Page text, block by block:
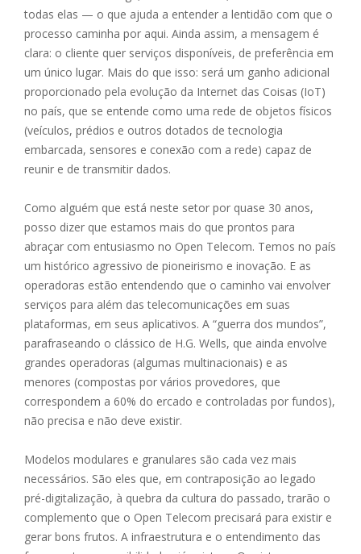
todas elas — o que ajuda a entender a lentidão com que o
processo caminha por aqui. Ainda assim, a mensagem é
clara: o cliente quer serviços disponíveis, de preferência em
um único lugar. Mais do que isso: será um ganho adicional
proporcionado pela evolução da Internet das Coisas (IoT)
no país, que se entende como uma rede de objetos físicos
(veículos, prédios e outros dotados de tecnologia
embarcada, sensores e conexão com a rede) capaz de
reunir e de transmitir dados.
Como alguém que está neste setor por quase 30 anos,
posso dizer que estamos mais do que prontos para
abraçar com entusiasmo no Open Telecom. Temos no país
um histórico agressivo de pioneirismo e inovação. E as
operadoras estão entendendo que o caminho vai envolver
serviços para além das telecomunicações em suas
plataformas, em seus aplicativos. A “guerra dos mundos”,
parafraseando o clássico de H.G. Wells, que ainda envolve
grandes operadoras (algumas multinacionais) e as
menores (compostas por vários provedores, que
correspondem a 60% do ercado e controladas por fundos),
não precisa e não deve existir.
Modelos modulares e granulares são cada vez mais
necessários. São eles que, em contraposição ao legado
pré-digitalização, à quebra da cultura do passado, trarão o
complemento que o Open Telecom precisará para existir e
gerar bons frutos. A infraestrutura e o entendimento das